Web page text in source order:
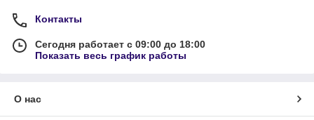
Контакты
Сегодня работает с 09:00 до 18:00
Показать весь график работы
О нас